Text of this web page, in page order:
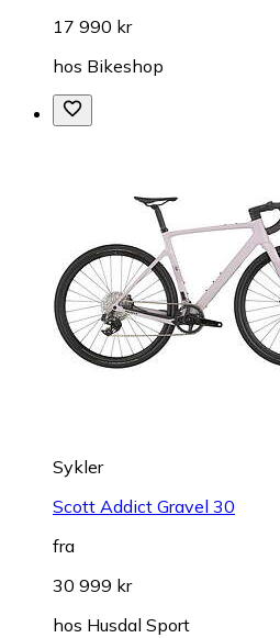
17 990 kr
hos Bikeshop
Sykler
Scott Addict Gravel 30
fra
30 999 kr
hos Husdal Sport